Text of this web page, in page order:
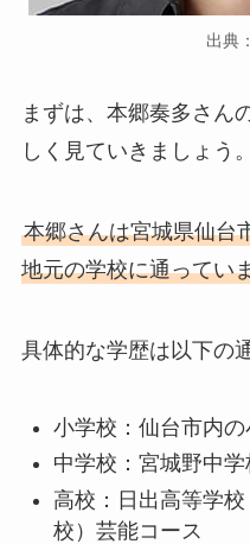
出典：
まずは、本郷奏多さん
しく見ていきましょう。
本郷さんは宮城県仙台
地元の学校に通ってい
具体的な学歴は以下の
小学校：仙台市内の
中学校：宮城野中学
高校：日出高等学
校）芸能コース